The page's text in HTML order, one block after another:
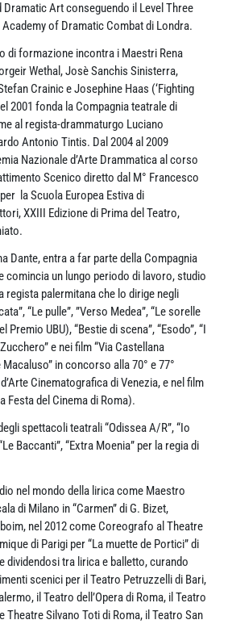
Art conseguendo il Level Three
of Dramatic Combat di Londra.
di formazione incontra i Maestri Rena
Wethal, Josè Sanchis Sinisterra,
Crainic e Josephine Haas (‘Fighting
2001 fonda la Compagnia teatrale di
al regista-drammaturgo Luciano
Antonio Tintis. Dal 2004 al 2009
Nazionale d’Arte Drammatica al corso
Scenico diretto dal M° Francesco
la Scuola Europea Estiva di
XXIII Edizione di Prima del Teatro,
Dante, entra a far parte della Compagnia
comincia un lungo periodo di lavoro, studio
regista palermitana che lo dirige negli
“Le pulle”, ”Verso Medea”, “Le sorelle
Premio UBU), “Bestie di scena”, “Esodo”, “I
e nei film “Via Castellana
Macaluso” in concorso alla 70° e 77°
Cinematografica di Venezia, e nel film
Festa del Cinema di Roma).
spettacoli teatrali “Odissea A/R”, “Io
Baccanti”, “Extra Moenia” per la regia di
nel mondo della lirica come Maestro
di Milano in “Carmen” di G. Bizet,
nel 2012 come Coreografo al Theatre
di Parigi per “La muette de Portici” di
dividendosi tra lirica e balletto, curando
scenici per il Teatro Petruzzelli di Bari,
il Teatro dell’Opera di Roma, il Teatro
Theatre Silvano Toti di Roma, il Teatro San